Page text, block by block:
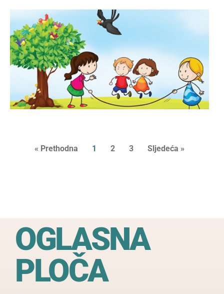
« Prethodna 1 2 3 Sljedeća »
OGLASNA
PLOČA